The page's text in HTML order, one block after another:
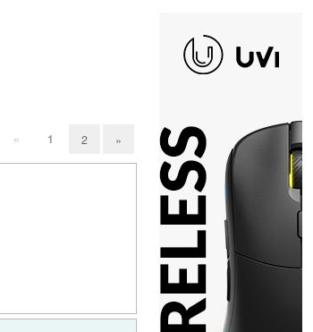
« 1 2 »